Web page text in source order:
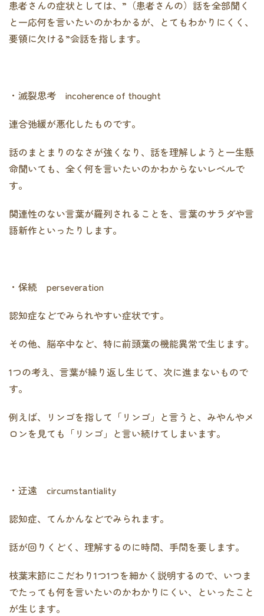
患者さんの症状としては、”（患者さんの）話を全部聞く
と一応何を言いたいのかわかるが、とてもわかりにくく、
要領に欠ける”会話を指します。
・滅裂思考 incoherence of thought
連合弛緩が悪化したものです。
話のまとまりのなさが強くなり、話を理解しようと一生懸
命聞いても、全く何を言いたいのかわからないレベルで
す。
関連性のない言葉が羅列されることを、言葉のサラダや言
語新作といったりします。
・保続 perseveration
認知症などでみられやすい症状です。
その他、脳卒中など、特に前頭葉の機能異常で生じます。
1つの考え、言葉が繰り返し生じて、次に進まないもので
す。
例えば、リンゴを指して「リンゴ」と言うと、みやんやメ
ロンを見ても「リンゴ」と言い続けてしまいます。
・迂遠 circumstantiality
認知症、てんかんなどでみられます。
話が回りくどく、理解するのに時間、手間を要します。
枝葉末節にこだわり1つ1つを細かく説明するので、いつま
でたっても何を言いたいのかわかりにくい、といったこと
が生じます。